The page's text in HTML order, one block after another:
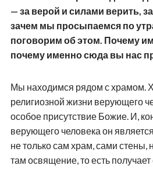
— за верой и силами верить,
зачем мы просыпаемся по
поговорим об этом. Почему
почему именно сюда вы нас
Мы находимся рядом с храмом.
религиозной жизни верующего
особое присутствие Божие. И,
верующего человека он
не только сам храм, сами стены,
там освящение, то есть